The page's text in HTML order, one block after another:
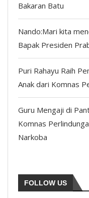
Bakaran Batu
Nando:Mari kita
Bapak Presiden
Puri Rahayu Raih
Anak dari Komnas
Guru Mengaji di
Komnas
Narkoba
FOLLOW US